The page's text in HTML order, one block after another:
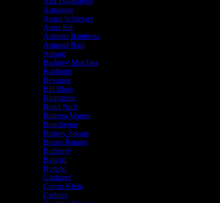
Amouage
Angel Schlesser
Anna Sui
Antonio Banderas
Armand Basi
Azzaro
Badgley Mischka
Baldinini
Beyonce
Bill Blass
Blumarine
Bond No.9
Bottega Veneta
Boucheron
Britney Spears
Bruno Banani
Burberry
Bvlgari
Byredo
Cacharel
Calvin Klein
Carbine